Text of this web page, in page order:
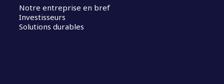
Notre entreprise en bref
Investisseurs
Solutions durables